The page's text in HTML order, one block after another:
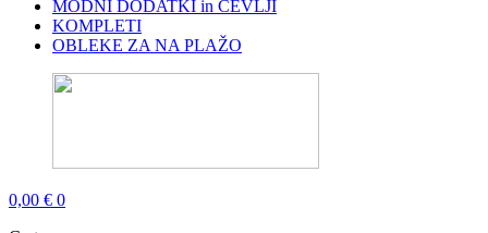
MODNI DODATKI in ČEVLJI
KOMPLETI
OBLEKE ZA NA PLAŽO
0,00 € 0